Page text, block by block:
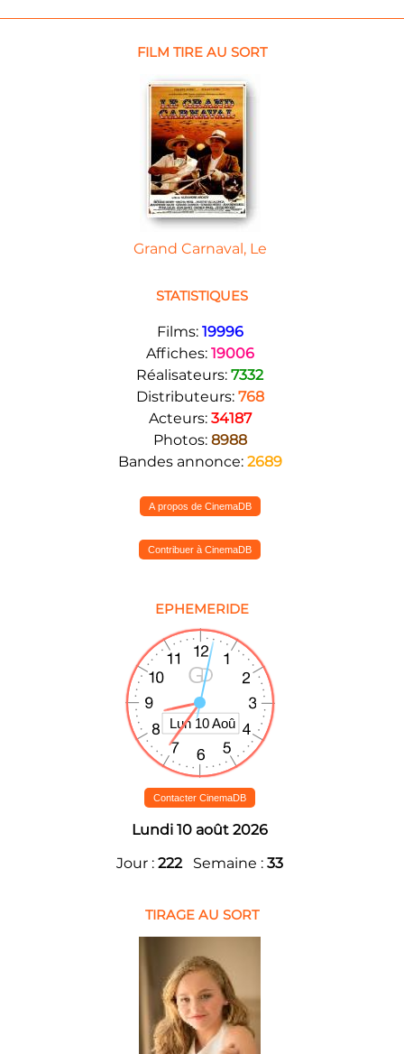
FILM TIRE AU SORT
Grand Carnaval, Le
STATISTIQUES
Films: 19996
Affiches: 19006
Réalisateurs: 7332
Distributeurs: 768
Acteurs: 34187
Photos: 8988
Bandes annonce: 2689
A propos de CinemaDB
Contribuer à CinemaDB
EPHEMERIDE
Contacter CinemaDB
Lundi 10 août 2026
Jour : 222Semaine : 33
TIRAGE AU SORT